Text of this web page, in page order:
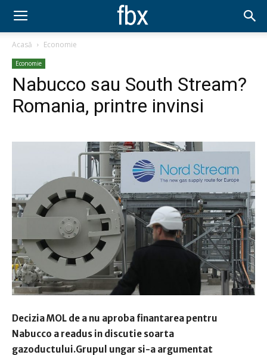
Acasă Economie
Economie
Nabucco sau South Stream?
Romania, printre invinsi
Decizia MOL de a nu aproba finantarea pentru
Nabucco a readus in discutie soarta
gazoductului.Grupul ungar si-a argumentat